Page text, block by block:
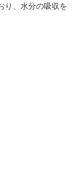
り、水分の吸収を